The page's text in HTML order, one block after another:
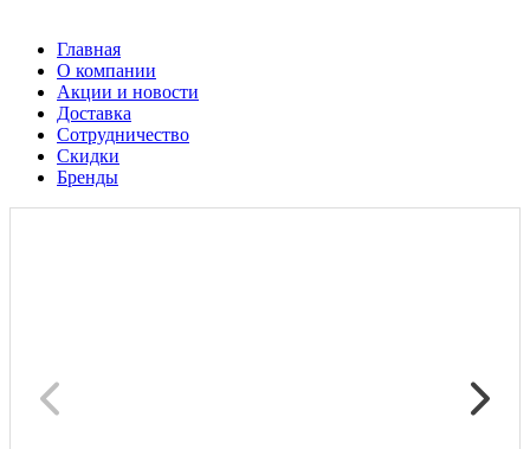
Главная
О компании
Акции и новости
Доставка
Сотрудничество
Скидки
Бренды